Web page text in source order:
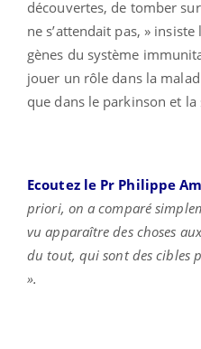
découvertes, de tomber
ne s’attendait pas, »
gènes du système
jouer un rôle dans la
que dans le parkinson et la
Ecoutez le Pr Philippe
priori, on a comparé
vu apparaître des choses
du tout, qui sont des cibles
».